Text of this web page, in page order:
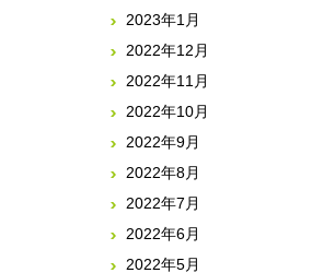
2023年1月
2022年12月
2022年11月
2022年10月
2022年9月
2022年8月
2022年7月
2022年6月
2022年5月